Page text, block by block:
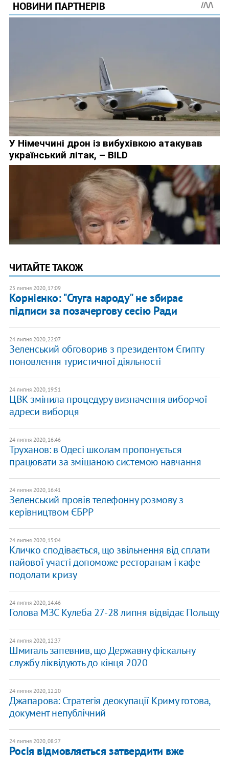
ЧИТАЙТЕ ТАКОЖ
25 липня 2020, 17:09
Корнієнко: "Слуга народу" не збирає
підписи за позачергову сесію Ради
24 липня 2020, 22:07
Зеленський обговорив з президентом Єгипту
поновлення туристичної діяльності
24 липня 2020, 19:51
ЦВК змінила процедуру визначення виборчої
адреси виборця
24 липня 2020, 16:46
Труханов: в Одесі школам пропонується
працювати за змішаною системою навчання
24 липня 2020, 16:41
Зеленський провів телефонну розмову з
керівництвом ЄБРР
24 липня 2020, 15:04
Кличко сподівається, що звільнення від сплати
пайової участі допоможе ресторанам і кафе
подолати кризу
24 липня 2020, 14:46
Голова МЗС Кулеба 27-28 липня відвідає Польщу
24 липня 2020, 12:37
Шмигаль запевнив, що Державну фіскальну
службу ліквідують до кінця 2020
24 липня 2020, 12:20
Джапарова: Стратегія деокупації Криму готова,
документ непублічний
24 липня 2020, 08:27
Росія відмовляється затвердити вже